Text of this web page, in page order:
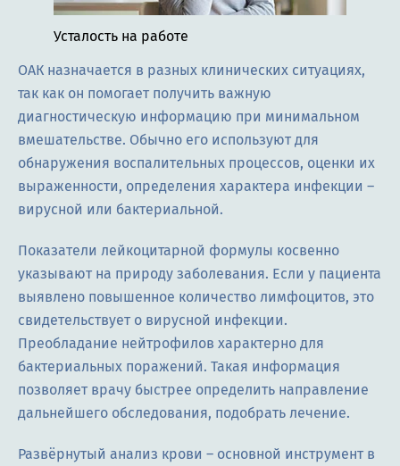
Усталость на работе
ОАК назначается в разных клинических ситуациях,
так как он помогает получить важную
диагностическую информацию при минимальном
вмешательстве. Обычно его используют для
обнаружения воспалительных процессов, оценки их
выраженности, определения характера инфекции –
вирусной или бактериальной.
Показатели лейкоцитарной формулы косвенно
указывают на природу заболевания. Если у пациента
выявлено повышенное количество лимфоцитов, это
свидетельствует о вирусной инфекции.
Преобладание нейтрофилов характерно для
бактериальных поражений. Такая информация
позволяет врачу быстрее определить направление
дальнейшего обследования, подобрать лечение.
Развёрнутый анализ крови – основной инструмент в